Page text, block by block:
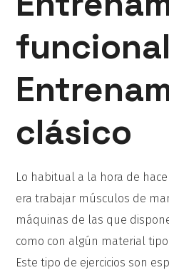
clásico
Lo habitual a la hora de
era trabajar músculos de
máquinas de las que
como con algún material
Este tipo de ejercicios son